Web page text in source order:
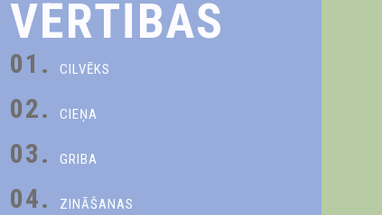
VĒRTĪBAS
01. CILVĒKS
02. CIEŅA
03. GRIBA
04. ZINĀŠANAS